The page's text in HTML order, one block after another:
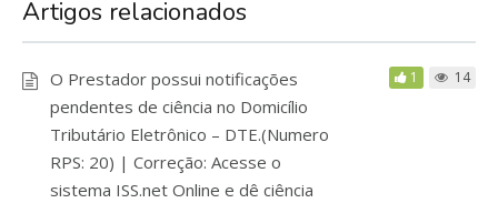
Artigos relacionados
O Prestador possui notificações
pendentes de ciência no Domicílio
Tributário Eletrônico – DTE.(Numero
RPS: 20) | Correção: Acesse o
sistema ISS.net Online e dê ciência
1 14